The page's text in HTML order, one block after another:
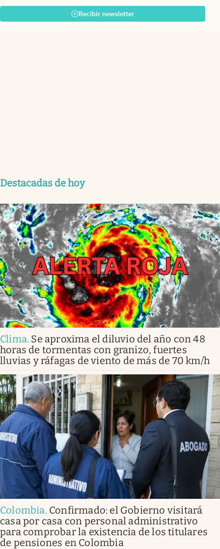
Recibir newsletter
Destacadas de hoy
Clima. Se aproxima el diluvio del año con 48
horas de tormentas con granizo, fuertes
lluvias y ráfagas de viento de más de 70 km/h
Colombia. Confirmado: el Gobierno visitará
casa por casa con personal administrativo
para comprobar la existencia de los titulares
de pensiones en Colombia